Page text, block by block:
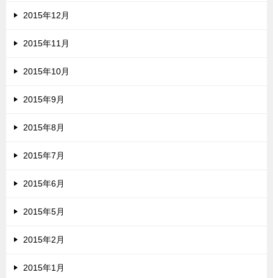
2015年12月
2015年11月
2015年10月
2015年9月
2015年8月
2015年7月
2015年6月
2015年5月
2015年2月
2015年1月